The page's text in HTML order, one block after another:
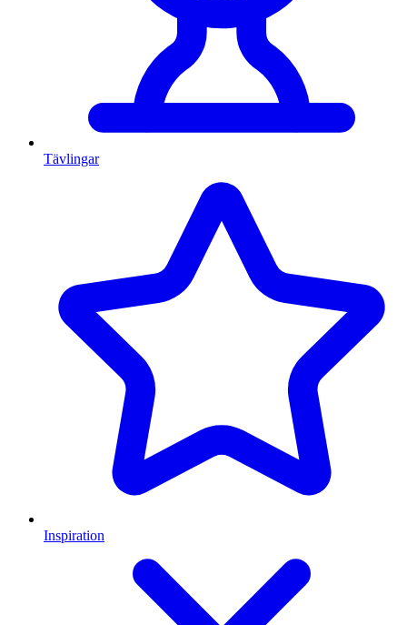
Tävlingar
Inspiration